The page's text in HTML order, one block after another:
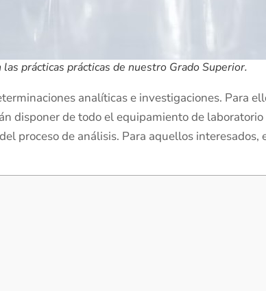
prácticas prácticas de nuestro Grado Superior.
analíticas e investigaciones. Para
disponer de todo el equipamiento de laboratorio
proceso de análisis. Para aquellos interesados,